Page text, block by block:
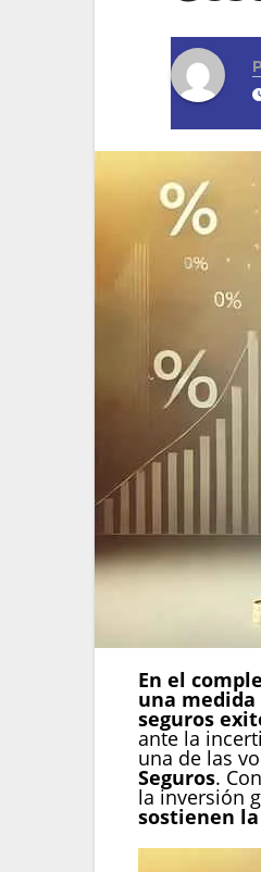
En el
una
seguros
ante la
una de las
Seguros.
la inversión
sostienen